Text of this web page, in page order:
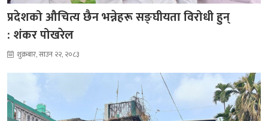
प्रदेशको औचित्य छैन भन्नेहरू सङ्घीयता विरोधी हुन्
: शंकर पोखरेल
शुक्रबार, साउन २२, २०८३